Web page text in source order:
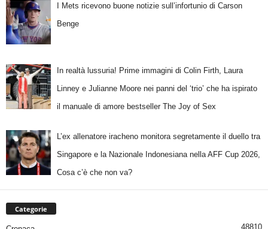
I Mets ricevono buone notizie sull’infortunio di Carson
Benge
In realtà lussuria! Prime immagini di Colin Firth, Laura
Linney e Julianne Moore nei panni del ‘trio’ che ha ispirato
il manuale di amore bestseller The Joy of Sex
L’ex allenatore iracheno monitora segretamente il duello tra
Singapore e la Nazionale Indonesiana nella AFF Cup 2026,
Cosa c’è che non va?
Categorie
48810